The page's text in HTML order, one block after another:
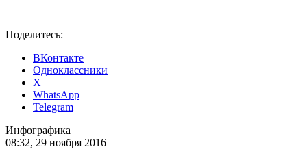
Поделитесь:
ВКонтакте
Одноклассники
X
WhatsApp
Telegram
Инфографика
08:32, 29 ноября 2016